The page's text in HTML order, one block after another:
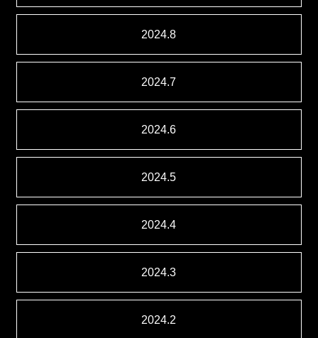
2024.8
2024.7
2024.6
2024.5
2024.4
2024.3
2024.2